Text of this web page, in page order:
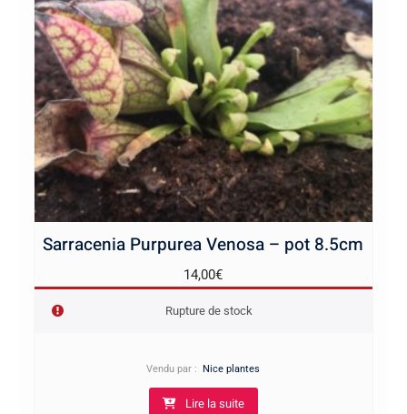
Sarracenia Purpurea Venosa – pot 8.5cm
14,00€
Rupture de stock
Vendu par : Nice plantes
Lire la suite